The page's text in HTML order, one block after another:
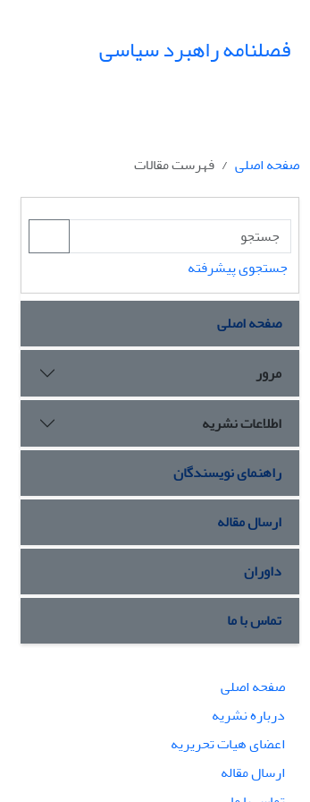
فصلنامه راهبرد سیاسی
صفحه اصلی
فهرست مقالات
جستجوی پیشرفته
صفحه اصلی
مرور
اطلاعات نشریه
راهنمای نویسندگان
ارسال مقاله
داوران
تماس با ما
صفحه اصلی
درباره نشریه
اعضای هیات تحریریه
ارسال مقاله